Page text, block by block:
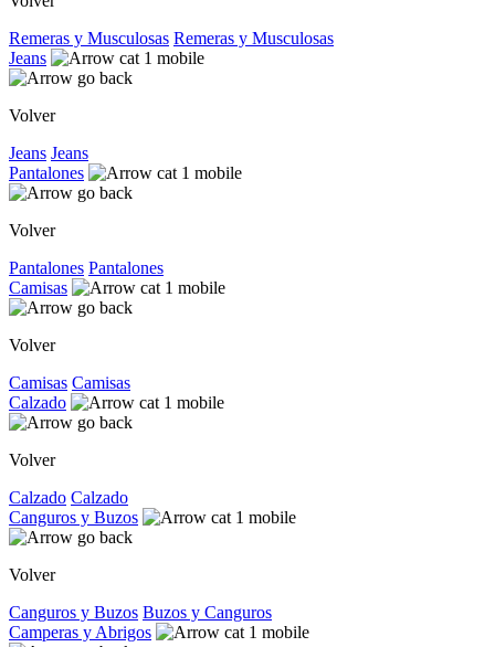
Remeras y Musculosas Remeras y Musculosas
Jeans
Volver
Jeans Jeans
Pantalones
Volver
Pantalones Pantalones
Camisas
Volver
Camisas Camisas
Calzado
Volver
Calzado Calzado
Canguros y Buzos
Volver
Canguros y Buzos Buzos y Canguros
Camperas y Abrigos